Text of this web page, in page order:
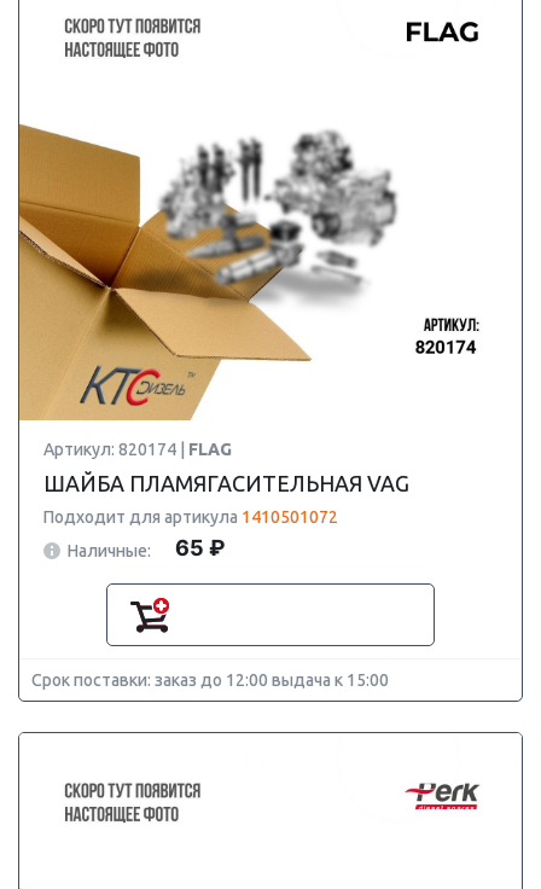
Артикул: 820174 | FLAG
ШАЙБА ПЛАМЯГАСИТЕЛЬНАЯ VAG
Подходит для артикула 1410501072
Наличные:
65 ₽
Срок поставки: заказ до 12:00 выдача к 15:00